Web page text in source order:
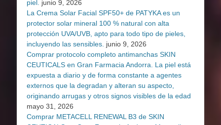
piel. junio 9, 2026
La Crema Solar Facial SPF50+ de PATYKA es un
protector solar mineral 100 % natural con alta
protección UVA/UVB, apto para todo tipo de pieles,
incluyendo las sensibles. junio 9, 2026
Comprar protocolo completo antimanchas SKIN
CEUTICALS en Gran Farmacia Andorra. La piel está
expuesta a diario y de forma constante a agentes
externos que la degradan y alteran su aspecto,
originando arrugas y otros signos visibles de la edad
mayo 31, 2026
Comprar METACELL RENEWAL B3 de SKIN